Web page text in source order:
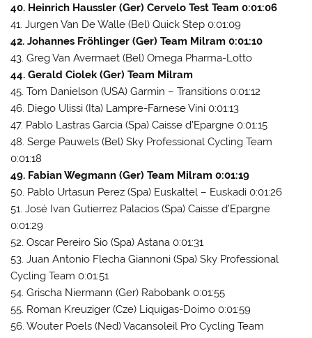
40. Heinrich Haussler (Ger) Cervelo Test Team 0:01:06
41. Jurgen Van De Walle (Bel) Quick Step 0:01:09
42. Johannes Fröhlinger (Ger) Team Milram 0:01:10
43. Greg Van Avermaet (Bel) Omega Pharma-Lotto
44. Gerald Ciolek (Ger) Team Milram
45. Tom Danielson (USA) Garmin – Transitions 0:01:12
46. Diego Ulissi (Ita) Lampre-Farnese Vini 0:01:13
47. Pablo Lastras Garcia (Spa) Caisse d’Epargne 0:01:15
48. Serge Pauwels (Bel) Sky Professional Cycling Team
0:01:18
49. Fabian Wegmann (Ger) Team Milram 0:01:19
50. Pablo Urtasun Perez (Spa) Euskaltel – Euskadi 0:01:26
51. José Ivan Gutierrez Palacios (Spa) Caisse d’Epargne
0:01:29
52. Oscar Pereiro Sio (Spa) Astana 0:01:31
53. Juan Antonio Flecha Giannoni (Spa) Sky Professional
Cycling Team 0:01:51
54. Grischa Niermann (Ger) Rabobank 0:01:55
55. Roman Kreuziger (Cze) Liquigas-Doimo 0:01:59
56. Wouter Poels (Ned) Vacansoleil Pro Cycling Team